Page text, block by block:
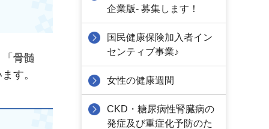
骨髄
す。
企業版- 募集します！
国民健康保険加入者イン
センティブ事業♪
女性の健康週間
CKD・糖尿病性腎臓病の
発症及び重症化予防のた